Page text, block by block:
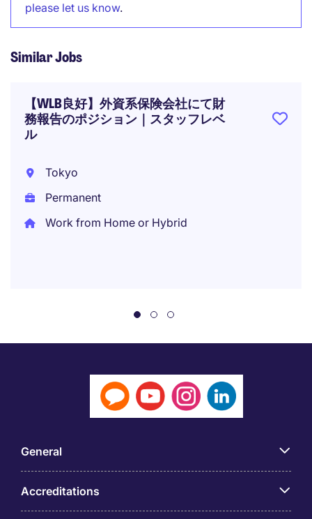
please let us know.
Similar Jobs
【WLB良好】外資系保険会社にて財
務報告のポジション｜スタッフレベ
ル
Tokyo
Permanent
Work from Home or Hybrid
General
Accreditations